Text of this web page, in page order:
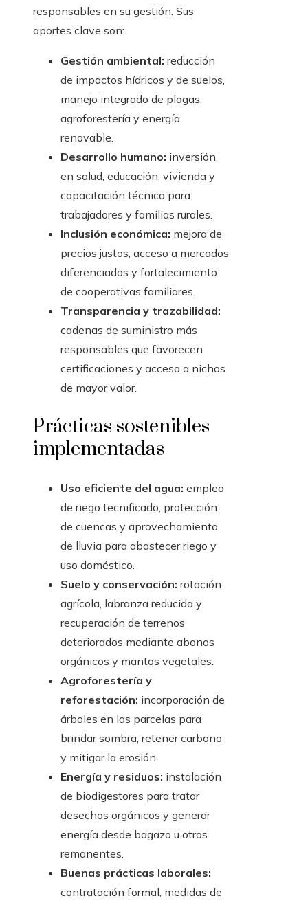
responsables en su gestión. Sus
aportes clave son:
Gestión ambiental: reducción
de impactos hídricos y de suelos,
manejo integrado de plagas,
agroforestería y energía
renovable.
Desarrollo humano: inversión
en salud, educación, vivienda y
capacitación técnica para
trabajadores y familias rurales.
Inclusión económica: mejora de
precios justos, acceso a mercados
diferenciados y fortalecimiento
de cooperativas familiares.
Transparencia y trazabilidad:
cadenas de suministro más
responsables que favorecen
certificaciones y acceso a nichos
de mayor valor.
Prácticas sostenibles
implementadas
Uso eficiente del agua: empleo
de riego tecnificado, protección
de cuencas y aprovechamiento
de lluvia para abastecer riego y
uso doméstico.
Suelo y conservación: rotación
agrícola, labranza reducida y
recuperación de terrenos
deteriorados mediante abonos
orgánicos y mantos vegetales.
Agroforestería y
reforestación: incorporación de
árboles en las parcelas para
brindar sombra, retener carbono
y mitigar la erosión.
Energía y residuos: instalación
de biodigestores para tratar
desechos orgánicos y generar
energía desde bagazo u otros
remanentes.
Buenas prácticas laborales:
contratación formal, medidas de